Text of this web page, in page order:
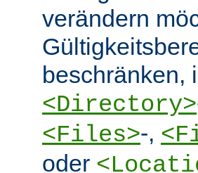
verändern
beschränken,
<Directory>
<Files>-,
oder